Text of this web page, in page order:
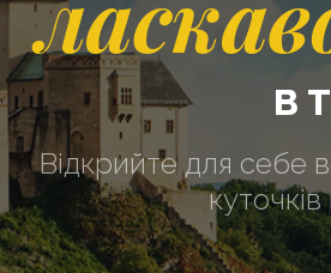
В
Відкрийте для себе